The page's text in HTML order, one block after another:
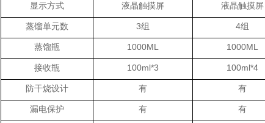
显示方式 液晶触摸屏 液晶触摸屏
蒸馏单元数 3组 4组
蒸馏瓶 1000ML 1000ML
接收瓶 100ml*3 100ml*4
防干烧设计 有 有
漏电保护 有 有